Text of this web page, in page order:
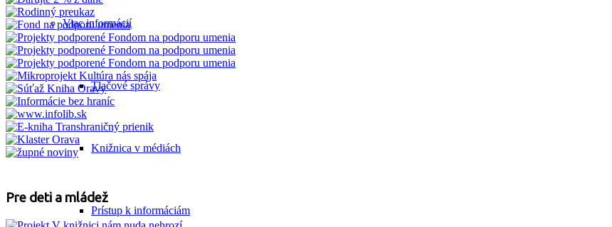
Viac informácií
Tlačové správy
Knižnica v médiách
Prístup k informáciám
Pre deti a mládež